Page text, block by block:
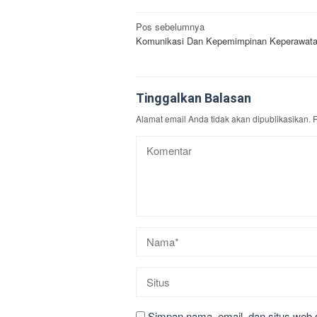
Navigasi
pos
Pos sebelumnya
Komunikasi Dan Kepemimpinan
Tinggalkan Balasan
Alamat email Anda tidak akan dipublikasikan.